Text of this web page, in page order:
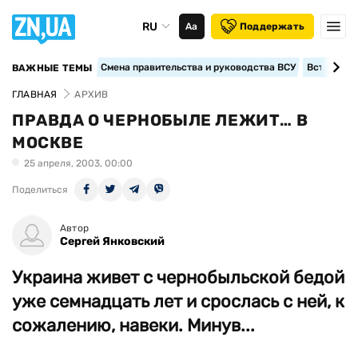
RU Аа Поддержать
ВАЖНЫЕ ТЕМЫ Смена правительства и руководства ВСУ
ГЛАВНАЯ АРХИВ
ПРАВДА О ЧЕРНОБЫЛЕ ЛЕЖИТ… В
МОСКВЕ
25 апреля, 2003, 00:00
Поделиться
Автор
Сергей Янковский
Украина живет с чернобыльской бедой
уже семнадцать лет и срослась с ней, к
сожалению, навеки. Минув...